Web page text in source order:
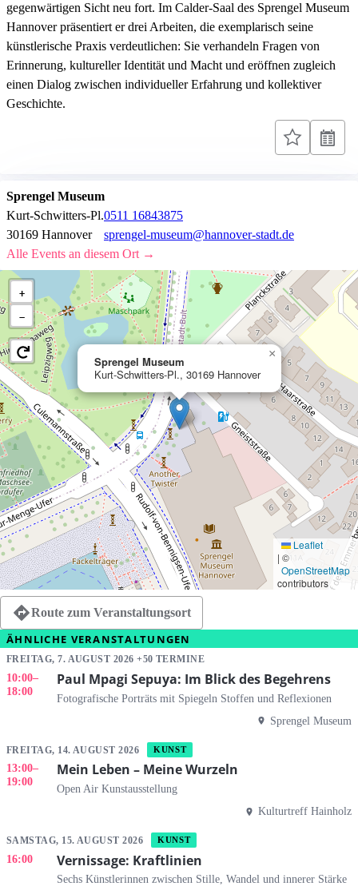
gegenwärtigen Sicht neu fort. Im Calder-Saal des Sprengel Museum
Hannover präsentiert er drei Arbeiten, die exemplarisch seine
künstlerische Praxis verdeutlichen: Sie verhandeln Fragen von
Erinnerung, kultureller Identität und Macht und eröffnen zugleich
einen Dialog zwischen individueller Erfahrung und kollektiver
Geschichte.
Sprengel Museum
Kurt-Schwitters-Pl.
30169 Hannover
0511 16843875
sprengel-museum@hannover-stadt.de
Alle Events an diesem Ort →
Sprengel Museum
Kurt-Schwitters-Pl., 30169 Hannover
×
+
−
Leaflet
| ©
OpenStreetMap
contributors
Route zum Veranstaltungsort
ÄHNLICHE VERANSTALTUNGEN
FREITAG, 7. AUGUST 2026 +50 TERMINE
10:00–
18:00
Paul Mpagi Sepuya: Im Blick des Begehrens
Fotografische Porträts mit Spiegeln Stoffen und Reflexionen
Sprengel Museum
FREITAG, 14. AUGUST 2026 KUNST
13:00–
19:00
Mein Leben – Meine Wurzeln
Open Air Kunstausstellung
Kulturtreff Hainholz
SAMSTAG, 15. AUGUST 2026 KUNST
16:00 Vernissage: Kraftlinien
Sechs Künstlerinnen zwischen Stille, Wandel und innerer Stärke